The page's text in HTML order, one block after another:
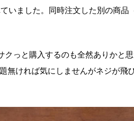
いました。同時注文した別の商品
クっと購入するのも全然ありかと思
ければ気にしませんがネジが飛